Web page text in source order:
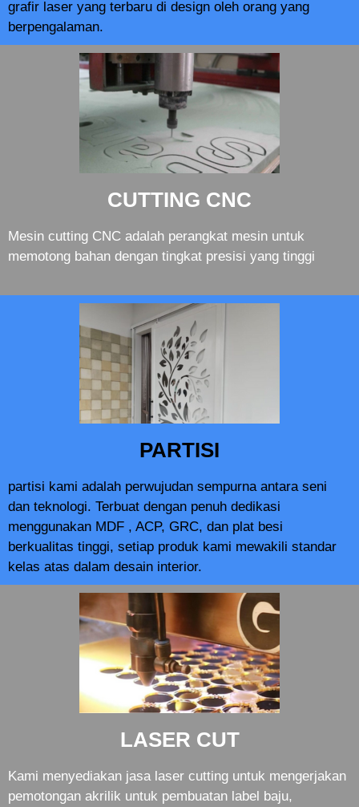
grafir laser yang terbaru di design oleh orang yang
berpengalaman.
CUTTING CNC
Mesin cutting CNC adalah perangkat mesin untuk
memotong bahan dengan tingkat presisi yang tinggi
PARTISI
partisi kami adalah perwujudan sempurna antara seni
dan teknologi. Terbuat dengan penuh dedikasi
menggunakan MDF , ACP, GRC, dan plat besi
berkualitas tinggi, setiap produk kami mewakili standar
kelas atas dalam desain interior.
LASER CUT
Kami menyediakan jasa laser cutting untuk mengerjakan
pemotongan akrilik untuk pembuatan label baju,